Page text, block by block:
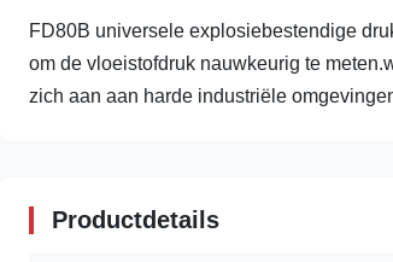
FD80B universele explosiebestendige
om de vloeistofdruk nauwkeurig te
zich aan aan harde industriële
Productdetails